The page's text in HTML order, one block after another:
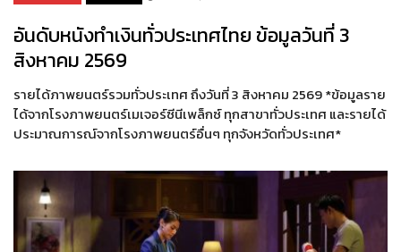
อันดับหนังทำเงินทั่วประเทศไทย ข้อมูลวันที่ 3
สิงหาคม 2569
รายได้ภาพยนตร์รวมทั่วประเทศ ถึงวันที่ 3 สิงหาคม 2569 *ข้อมูลราย
ได้จากโรงภาพยนตร์เมเจอร์ซีนีเพล็กซ์ ทุกสาขาทั่วประเทศ และรายได้
ประมาณการณ์จากโรงภาพยนตร์อื่นๆ ทุกจังหวัดทั่วประเทศ*